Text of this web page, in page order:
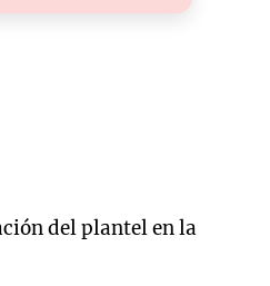
del plantel en la